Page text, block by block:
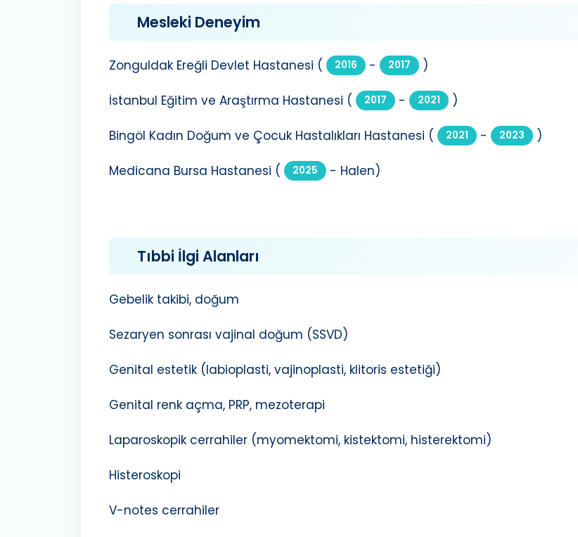
Mesleki Deneyim
Zonguldak Ereğli Devlet Hastanesi ( 2016 - 2017 )
İstanbul Eğitim ve Araştırma Hastanesi ( 2017 - 2021 )
Bingöl Kadın Doğum ve Çocuk Hastalıkları Hastanesi ( 2021 - 2023 )
Medicana Bursa Hastanesi ( 2025 - Halen)
Tıbbi İlgi Alanları
Gebelik takibi, doğum
Sezaryen sonrası vajinal doğum (SSVD)
Genital estetik (labioplasti, vajinoplasti, klitoris estetiği)
Genital renk açma, PRP, mezoterapi
Laparoskopik cerrahiler (myomektomi, kistektomi, histerektomi)
Histeroskopi
V-notes cerrahiler